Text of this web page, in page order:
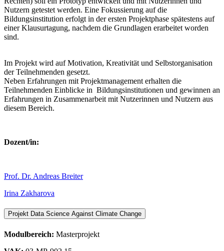
Nutzern getestet werden. Eine Fokussierung auf die
Bildungsinstitution erfolgt in der ersten Projektphase spätestens auf
einer Klausurtagung, nachdem die Grundlagen erarbeitet worden
sind.
Im Projekt wird auf Motivation, Kreativität und Selbstorganisation
der Teilnehmenden gesetzt.
Neben Erfahrungen mit Projektmanagement erhalten die
Teilnehmenden Einblicke in Bildungsinstitutionen und gewinnen an
Erfahrungen in Zusammenarbeit mit Nutzerinnen und Nutzern aus
diesem Bereich.
Dozent/in:
Prof. Dr. Andreas Breiter
Irina Zakharova
Projekt Data Science Against Climate Change
Modulbereich: Masterprojekt